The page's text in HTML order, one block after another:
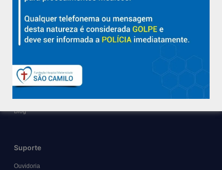
Sobre
Diretorias
Políticas e Normas
Trabalhe Conosco
Blog
Suporte
Ouvidoria